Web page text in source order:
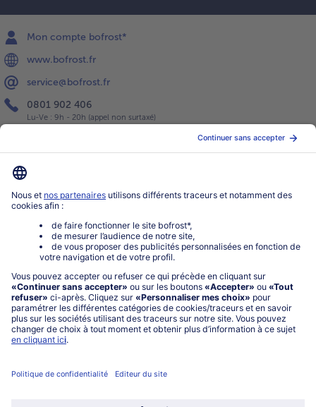
Mon compte bofrost*
www.bofrost.fr
service@bofrost.fr
0801 902 406
Lu-Ve : 9h - 20h (appel non surtaxé)
Service
À propos de bofrost*